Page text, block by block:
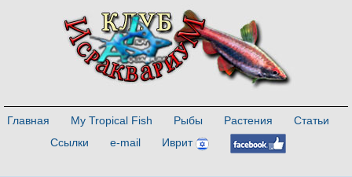
Главная My Tropical Fish Рыбы Растения
Статьи
Ссылки
e-mail Иврит